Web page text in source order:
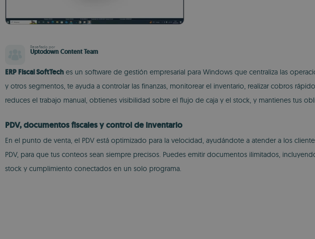
Reseñado por
Uptodown Content Team
ERP Fiscal SoftTech es un software de gestión empresarial para Windows que centraliza las
y otros segmentos, te ayuda a controlar las finanzas, monitorear el inventario, realizar cobros
reduces el trabajo manual, obtienes visibilidad sobre el flujo de caja y el stock, y mantienes tus
PDV, documentos fiscales y control de inventario
En el punto de venta, el PDV está optimizado para la velocidad, ayudándote a atender a los
PDV, para que tus conteos sean siempre precisos. Puedes emitir documentos ilimitados,
stock y cumplimiento conectados en un solo programa.